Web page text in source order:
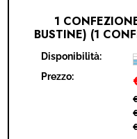
1
BUSTINE) (1
Disponibilità:
Prezzo: